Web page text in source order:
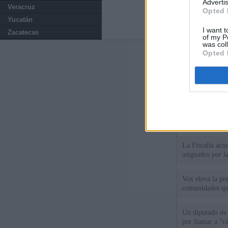
Opted
I want
of my
was
Opted
Veracruz
Yucatán
Zacatecas
Últimas
Italia rechaza
El Gobierno
La Fiscalía
asignados por
Vox eleva la
comunidades
Un diputado
por llamar a